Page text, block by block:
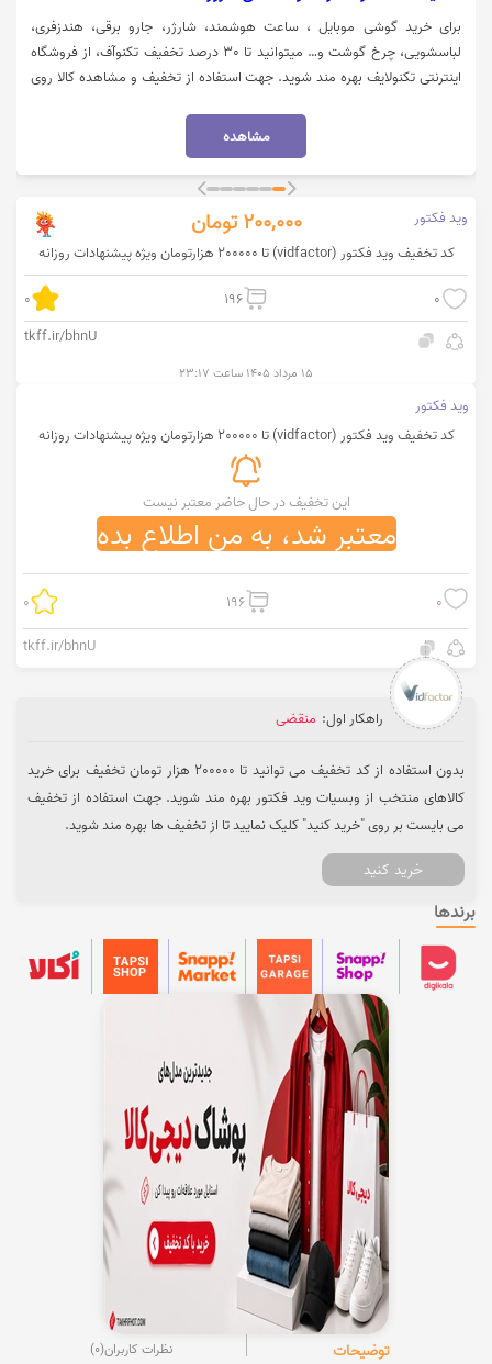
برای خرید گوشی موبایل ، ساعت هوشمند، شارژر، جارو برقی، هندزفری،
لباسشویی، چرخ گوشت و… میتوانید تا 30 درصد تخفیف تکنوآف، از فروشگاه
اینترنتی تکنولایف بهره مند شوید. جهت استفاده از تخفیف و مشاهده کالا روی
مشاهده
وید فکتور 200,000 تومان
کد تخفیف وید فکتور (vidfactor) تا 200000 هزارتومان ویژه پیشنهادات روزانه
0
196
0
tkff.ir/bhnU
۱۵ مرداد ۱۴۰۵ ساعت ۲۳:۱۷
وید فکتور
کد تخفیف وید فکتور (vidfactor) تا 200000 هزارتومان ویژه پیشنهادات روزانه
این تخفیف در حال حاضر معتبر نیست
معتبر شد، به من اطلاع بده
0
196
0
tkff.ir/bhnU
راهکار اول: منقضی
بدون استفاده از کد تخفیف می توانید تا 200000 هزار تومان تخفیف برای خرید
کالاهای منتخب از وبسیات وید فکتور بهره مند شوید. جهت استفاده از تخفیف
می بایست بر روی "خرید کنید" کلیک نمایید تا از تخفیف ها بهره مند شوید.
خرید کنید
برندها
توضیحات نظرات کاربران(0)